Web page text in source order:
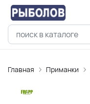
Главная Приманки